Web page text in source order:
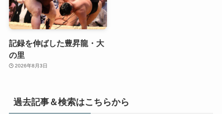
記録を伸ばした豊昇龍・大
の里
2026年8月3日
過去記事＆検索はこちらから